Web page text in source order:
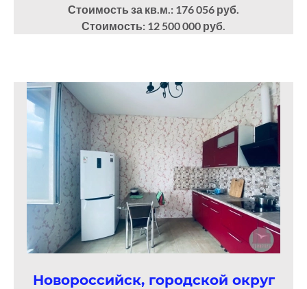
Стоимость за кв.м.: 176 056 руб.
Стоимость: 12 500 000 руб.
Новороссийск, городской округ